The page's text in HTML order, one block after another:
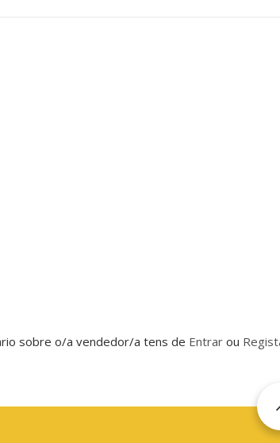
sobre o/a vendedor/a tens de Entrar ou